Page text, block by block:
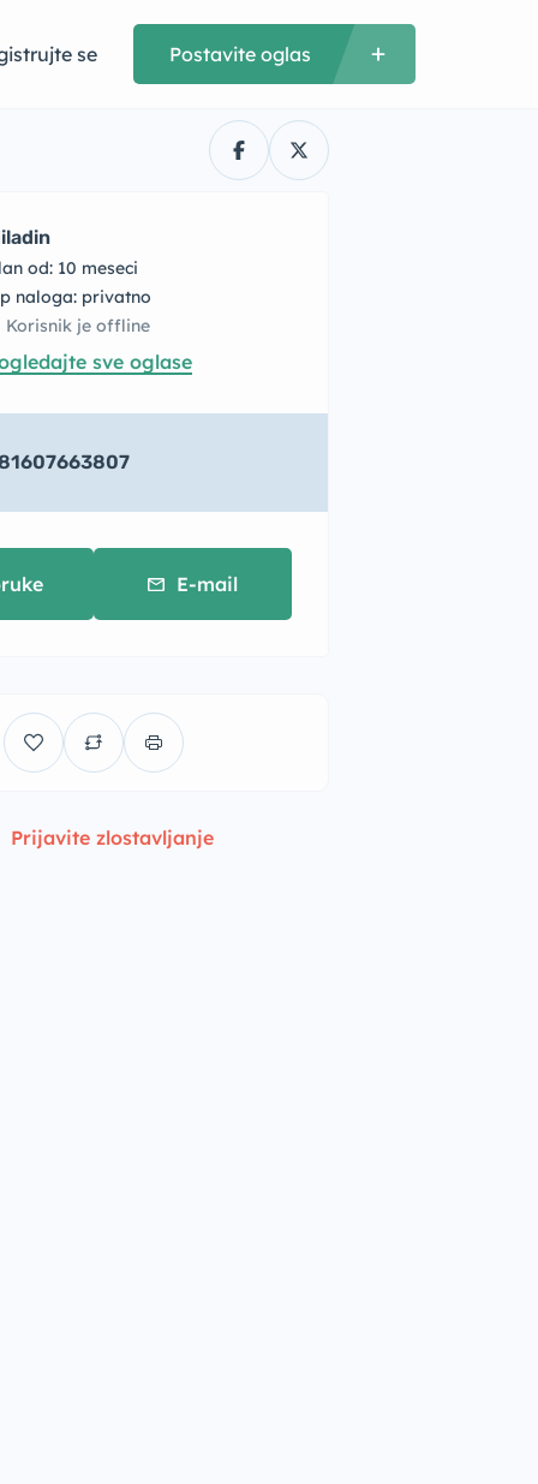
se Postavite oglas
od: 10 meseci
naloga: privatno
Korisnik je offline
sve oglase
E-mail
Prijavite zlostavljanje